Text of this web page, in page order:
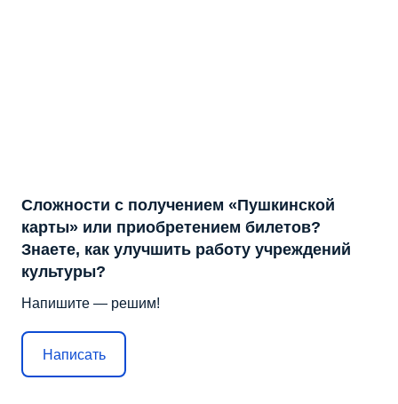
Сложности с получением «Пушкинской
карты» или приобретением билетов?
Знаете, как улучшить работу учреждений
культуры?
Напишите — решим!
Написать